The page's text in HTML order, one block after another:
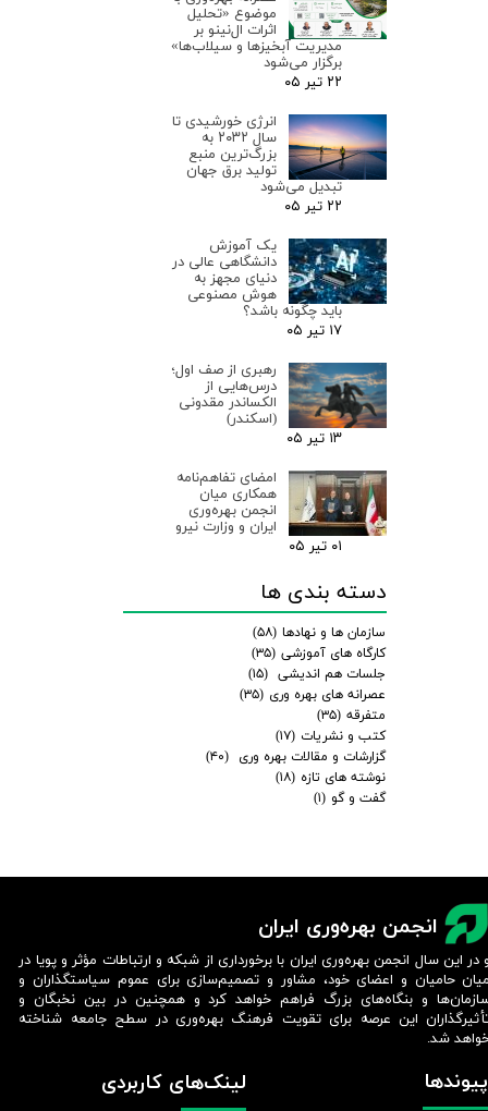
موضوع «تحلیل
اثرات ال‌نینو بر
مدیریت آبخیزها و سیلاب‌ها»
برگزار می‌شود
۲۲ تیر ۰۵
انرژی خورشیدی تا
سال ۲۰۳۲ به
بزرگ‌ترین منبع
تولید برق جهان
تبدیل می‌شود
۲۲ تیر ۰۵
یک آموزش
دانشگاهی عالی در
دنیای مجهز به
هوش مصنوعی
باید چگونه باشد؟
۱۷ تیر ۰۵
رهبری از صف اول؛
درس‌هایی از
الکساندر مقدونی
(اسکندر)
۱۳ تیر ۰۵
امضای تفاهم‌نامه
همکاری میان
انجمن بهره‌وری
ایران و وزارت نیرو
۰۱ تیر ۰۵
دسته بندی ها
سازمان ها و نهادها (۵۸)
کارگاه های آموزشی (۳۵)
جلسات هم اندیشی (۱۵)
عصرانه های بهره وری (۳۵)
متفرقه (۳۵)
کتب و نشریات (۱۷)
گزارشات و مقالات بهره وری
(۴۰)
نوشته های تازه (۱۸)
گفت و گو (۱)
انجمن بهره‌وری ایران
لینک‌های کاربردی پیوندها
در این سال انجمن بهره‌وری ایران با برخورداری از شبکه و ارتباطات مؤثر و پویا در
حامیان و اعضای خود، مشاور و تصمیم‌سازی برای عموم سیاستگذاران و
و بنگاه‌های بزرگ فراهم خواهد کرد و همچنین در بین نخبگان و
این عرصه برای تقویت فرهنگ بهره‌وری در سطح جامعه شناخته
شد.​​​​​​​